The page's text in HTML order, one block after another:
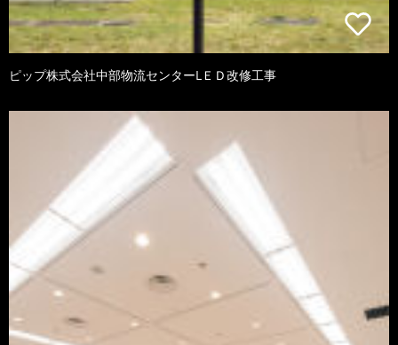
ピップ株式会社中部物流センターLＥＤ改修工事